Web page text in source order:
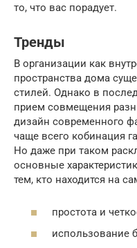
то, что вас порадует.
Тренды
В организации как
пространства дома
стилей. Однако в
прием совмещения
дизайн современного
чаще всего кобинация
Но даже при таком
основные
тем, кто находится на
простота и
использование